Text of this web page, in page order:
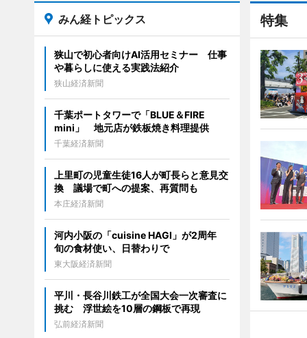
特集
みん経トピックス
狭山で初心者向けAI活用セミナー 仕事
や暮らしに使える実践法紹介
狭山経済新聞
千葉ポートタワーで「BLUE＆FIRE
mini」 地元店が鉄板焼き料理提供
千葉経済新聞
上里町の児童生徒16人が町長らと意見交
換 議場で町への提案、再質問も
本庄経済新聞
河内小阪の「cuisine HAGI」が2周年
旬の食材使い、日替わりで
東大阪経済新聞
平川・長谷川鉄工が全国大会一次審査に
挑む 浮世絵を10層の鋼板で再現
弘前経済新聞